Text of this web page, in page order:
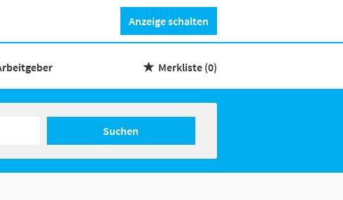
Anzeige schalten
Merkliste (0)
Suchen